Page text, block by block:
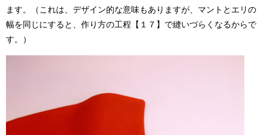
ます。（これは、デザイン的な意味もありますが、マントとエリの
幅を同じにすると、作り方の工程【１７】で縫いづらくなるからで
す。）